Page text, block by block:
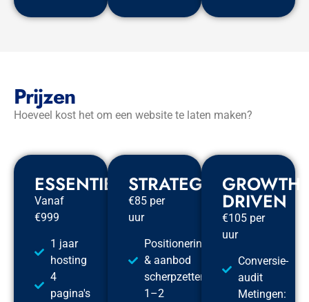
Prijzen
Hoeveel kost het om een website te laten maken?
ESSENTIEEL
Vanaf
€999
1 jaar
hosting
4
pagina's
STRATEGISCH
€85 per
uur
Positionering
& aanbod
scherpzetten
1–2
GROWTH
DRIVEN
€105 per
uur
Conversie-
audit
Metingen: